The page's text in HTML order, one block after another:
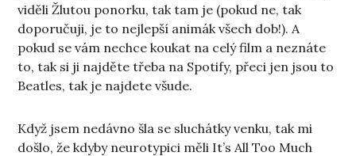
viděli Žlutou ponorku, tak tam je (pokud ne, tak
doporučuji, je to nejlepší animák všech dob!). A
pokud se vám nechce koukat na celý film a neznáte
to, tak si ji najděte třeba na Spotify, přeci jen jsou to
Beatles, tak je najdete všude.
Když jsem nedávno šla se sluchátky venku, tak mi
došlo, že kdyby neurotypici měli It’s All Too Much